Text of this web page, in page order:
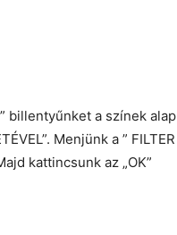
billentyűnket a színek alap
Menjünk a ” FILTER
kattincsunk az „OK”